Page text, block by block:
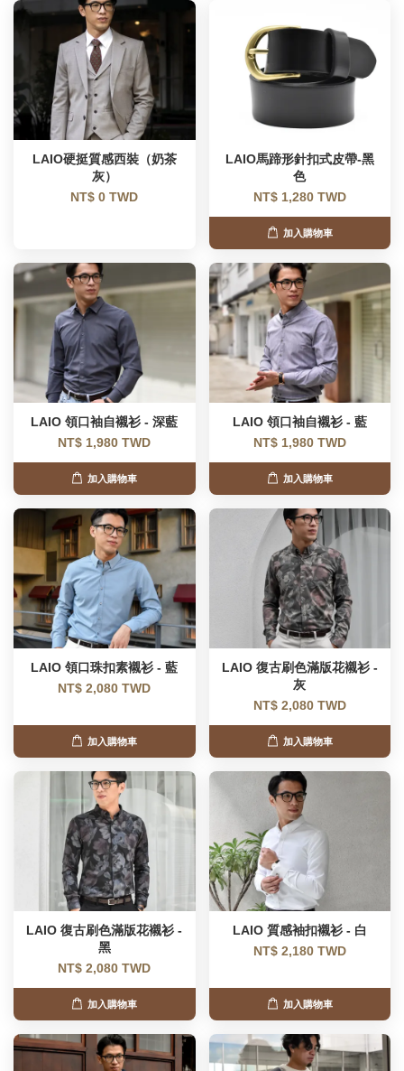
LAIO硬挺質感西裝（奶茶
灰）
NT$ 0 TWD
LAIO馬蹄形針扣式皮帶-黑
色
NT$ 1,280 TWD
加入購物車
LAIO 領口袖自襯衫 - 深藍
NT$ 1,980 TWD
加入購物車
LAIO 領口袖自襯衫 - 藍
NT$ 1,980 TWD
加入購物車
LAIO 領口珠扣素襯衫 - 藍
NT$ 2,080 TWD
加入購物車
LAIO 復古刷色滿版花襯衫 -
灰
NT$ 2,080 TWD
加入購物車
LAIO 復古刷色滿版花襯衫 -
黑
NT$ 2,080 TWD
加入購物車
LAIO 質感袖扣襯衫 - 白
NT$ 2,180 TWD
加入購物車